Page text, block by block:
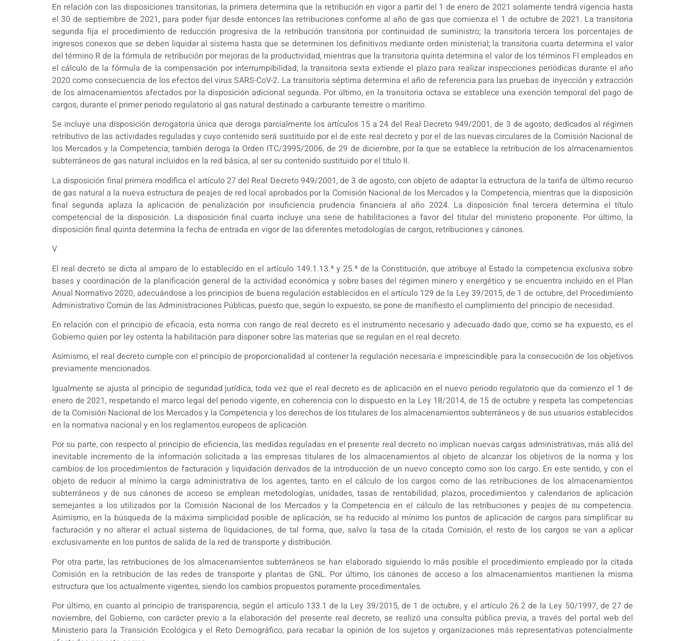
En relación con las disposiciones transitorias, la primera determina que la retribución en vigor a partir del 1 de enero de 2021 solamente tendrá vigencia hasta
el 30 de septiembre de 2021, para poder fijar desde entonces las retribuciones conforme al año de gas que comienza el 1 de octubre de 2021. La transitoria
segunda fija el procedimiento de reducción progresiva de la retribución transitoria por continuidad de suministro; la transitoria tercera los porcentajes de
ingresos conexos que se deben liquidar al sistema hasta que se determinen los definitivos mediante orden ministerial; la transitoria cuarta determina el valor
del término R de la fórmula de retribución por mejoras de la productividad, mientras que la transitoria quinta determina el valor de los términos FI empleados en
el cálculo de la fórmula de la compensación por interrumpibilidad; la transitoria sexta extiende el plazo para realizar inspecciones periódicas durante el año
2020 como consecuencia de los efectos del virus SARS-CoV-2. La transitoria séptima determina el año de referencia para las pruebas de inyección y extracción
de los almacenamientos afectados por la disposición adicional segunda. Por último, en la transitoria octava se establece una exención temporal del pago de
cargos, durante el primer periodo regulatorio al gas natural destinado a carburante terrestre o marítimo.
Se incluye una disposición derogatoria única que deroga parcialmente los artículos 15 a 24 del Real Decreto 949/2001, de 3 de agosto, dedicados al régimen
retributivo de las actividades reguladas y cuyo contenido será sustituido por el de este real decreto y por el de las nuevas circulares de la Comisión Nacional de
los Mercados y la Competencia; también deroga la Orden ITC/3995/2006, de 29 de diciembre, por la que se establece la retribución de los almacenamientos
subterráneos de gas natural incluidos en la red básica, al ser su contenido sustituido por el título II.
La disposición final primera modifica el artículo 27 del Real Decreto 949/2001, de 3 de agosto, con objeto de adaptar la estructura de la tarifa de último recurso
de gas natural a la nueva estructura de peajes de red local aprobados por la Comisión Nacional de los Mercados y la Competencia, mientras que la disposición
final segunda aplaza la aplicación de penalización por insuficiencia prudencia financiera al año 2024. La disposición final tercera determina el título
competencial de la disposición. La disposición final cuarta incluye una serie de habilitaciones a favor del titular del ministerio proponente. Por último, la
disposición final quinta determina la fecha de entrada en vigor de las diferentes metodologías de cargos, retribuciones y cánones.
V
El real decreto se dicta al amparo de lo establecido en el artículo 149.1.13.ª y 25.ª de la Constitución, que atribuye al Estado la competencia exclusiva sobre
bases y coordinación de la planificación general de la actividad económica y sobre bases del régimen minero y energético y se encuentra incluido en el Plan
Anual Normativo 2020, adecuándose a los principios de buena regulación establecidos en el artículo 129 de la Ley 39/2015, de 1 de octubre, del Procedimiento
Administrativo Común de las Administraciones Públicas, puesto que, según lo expuesto, se pone de manifiesto el cumplimiento del principio de necesidad.
En relación con el principio de eficacia, esta norma con rango de real decreto es el instrumento necesario y adecuado dado que, como se ha expuesto, es el
Gobierno quien por ley ostenta la habilitación para disponer sobre las materias que se regulan en el real decreto.
Asimismo, el real decreto cumple con el principio de proporcionalidad al contener la regulación necesaria e imprescindible para la consecución de los objetivos
previamente mencionados.
Igualmente se ajusta al principio de seguridad jurídica, toda vez que el real decreto es de aplicación en el nuevo periodo regulatorio que da comienzo el 1 de
enero de 2021, respetando el marco legal del periodo vigente, en coherencia con lo dispuesto en la Ley 18/2014, de 15 de octubre y respeta las competencias
de la Comisión Nacional de los Mercados y la Competencia y los derechos de los titulares de los almacenamientos subterráneos y de sus usuarios establecidos
en la normativa nacional y en los reglamentos europeos de aplicación.
Por su parte, con respecto al principio de eficiencia, las medidas reguladas en el presente real decreto no implican nuevas cargas administrativas, más allá del
inevitable incremento de la información solicitada a las empresas titulares de los almacenamientos al objeto de alcanzar los objetivos de la norma y los
cambios de los procedimientos de facturación y liquidación derivados de la introducción de un nuevo concepto como son los cargo. En este sentido, y con el
objeto de reducir al mínimo la carga administrativa de los agentes, tanto en el cálculo de los cargos como de las retribuciones de los almacenamientos
subterráneos y de sus cánones de acceso se emplean metodologías, unidades, tasas de rentabilidad, plazos, procedimientos y calendarios de aplicación
semejantes a los utilizados por la Comisión Nacional de los Mercados y la Competencia en el cálculo de las retribuciones y peajes de su competencia.
Asimismo, en la búsqueda de la máxima simplicidad posible de aplicación, se ha reducido al mínimo los puntos de aplicación de cargos para simplificar su
facturación y no alterar el actual sistema de liquidaciones, de tal forma, que, salvo la tasa de la citada Comisión, el resto de los cargos se van a aplicar
exclusivamente en los puntos de salida de la red de transporte y distribución.
Por otra parte, las retribuciones de los almacenamientos subterráneos se han elaborado siguiendo lo más posible el procedimiento empleado por la citada
Comisión en la retribución de las redes de transporte y plantas de GNL. Por último, los cánones de acceso a los almacenamientos mantienen la misma
estructura que los actualmente vigentes, siendo los cambios propuestos puramente procedimentales.
Por último, en cuanto al principio de transparencia, según el artículo 133.1 de la Ley 39/2015, de 1 de octubre, y el artículo 26.2 de la Ley 50/1997, de 27 de
noviembre, del Gobierno, con carácter previo a la elaboración del presente real decreto, se realizó una consulta pública previa, a través del portal web del
Ministerio para la Transición Ecológica y el Reto Demográfico, para recabar la opinión de los sujetos y organizaciones más representativas potencialmente